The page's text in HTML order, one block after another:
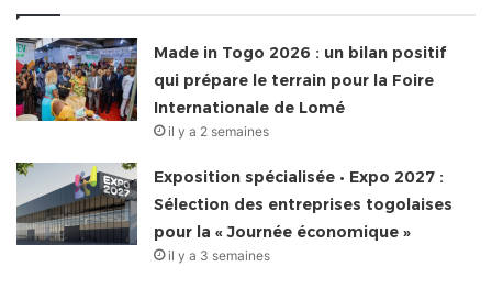
Made in Togo 2026 : un bilan positif
qui prépare le terrain pour la Foire
Internationale de Lomé
il y a 2 semaines
Exposition spécialisée • Expo 2027 :
Sélection des entreprises togolaises
pour la « Journée économique »
il y a 3 semaines